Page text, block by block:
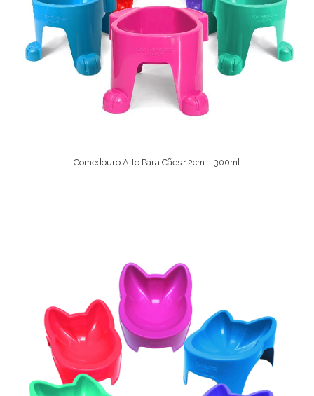
Comedouro Alto Para Cães 12cm – 300ml
Ver Opções